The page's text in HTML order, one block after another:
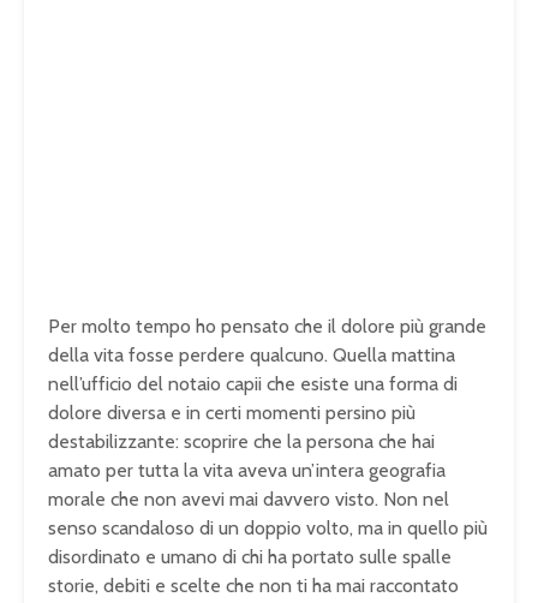
Per molto tempo ho pensato che il dolore più grande
della vita fosse perdere qualcuno. Quella mattina
nell’ufficio del notaio capii che esiste una forma di
dolore diversa e in certi momenti persino più
destabilizzante: scoprire che la persona che hai
amato per tutta la vita aveva un’intera geografia
morale che non avevi mai davvero visto. Non nel
senso scandaloso di un doppio volto, ma in quello più
disordinato e umano di chi ha portato sulle spalle
storie, debiti e scelte che non ti ha mai raccontato